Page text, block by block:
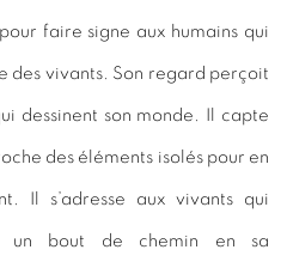
faire signe aux humains qui
des vivants. Son regard perçoit
dessinent son monde. Il capte
des éléments isolés pour en
Il s’adresse aux vivants qui
un bout de chemin en sa